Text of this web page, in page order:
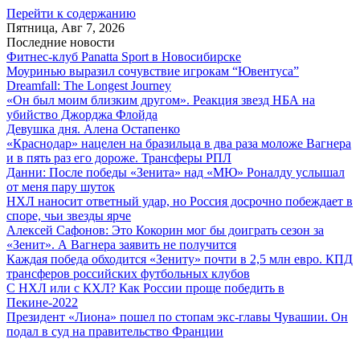
Перейти к содержанию
Пятница, Авг 7, 2026
Последние новости
Фитнес-клуб Panatta Sport в Новосибирске
Моуринью выразил сочувствие игрокам “Ювентуса”
Dreamfall: The Longest Journey
«Он был моим близким другом». Реакция звезд НБА на
убийство Джорджа Флойда
Девушка дня. Алена Остапенко
«Краснодар» нацелен на бразильца в два раза моложе Вагнера
и в пять раз его дороже. Трансферы РПЛ
Данни: После победы «Зенита» над «МЮ» Роналду услышал
от меня пару шуток
НХЛ наносит ответный удар, но Россия досрочно побеждает в
споре, чьи звезды ярче
Алексей Сафонов: Это Кокорин мог бы доиграть сезон за
«Зенит». А Вагнера заявить не получится
Каждая победа обходится «Зениту» почти в 2,5 млн евро. КПД
трансферов российских футбольных клубов
С НХЛ или с КХЛ? Как России проще победить в
Пекине-2022
Президент «Лиона» пошел по стопам экс-главы Чувашии. Он
подал в суд на правительство Франции